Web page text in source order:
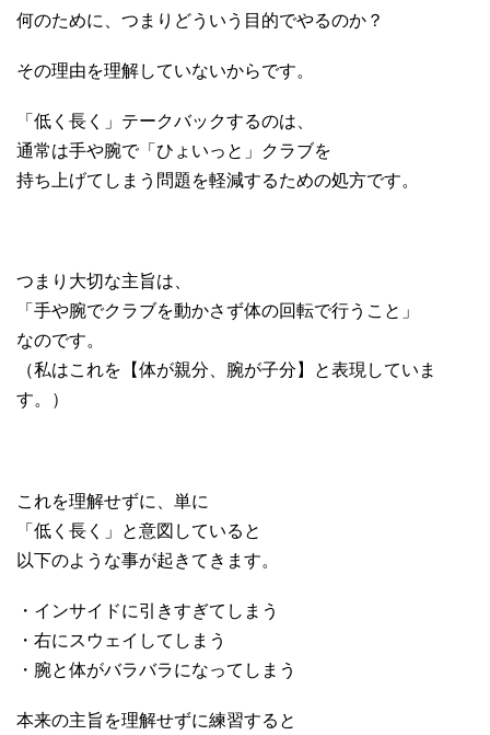
何のために、つまりどういう目的でやるのか？
その理由を理解していないからです。
「低く長く」テークバックするのは、
通常は手や腕で「ひょいっと」クラブを
持ち上げてしまう問題を軽減するための処方です。
つまり大切な主旨は、
「手や腕でクラブを動かさず体の回転で行うこと」
なのです。
（私はこれを【体が親分、腕が子分】と表現していま
す。）
これを理解せずに、単に
「低く長く」と意図していると
以下のような事が起きてきます。
・インサイドに引きすぎてしまう
・右にスウェイしてしまう
・腕と体がバラバラになってしまう
本来の主旨を理解せずに練習すると